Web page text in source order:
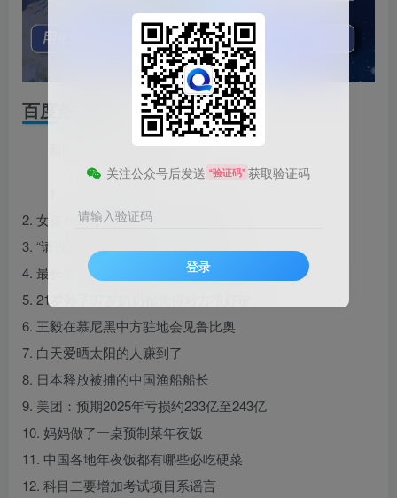
百度热搜新闻
新闻来源：百度热搜榜
2. 女孩神似古典美人走红 家长回应
3. “请说欢迎夏总回家过年”为啥火了
4. 最长春节假期要来了 你打算怎么过
5. 21岁孙子97岁奶奶都觉得对方很好带
6. 王毅在慕尼黑中方驻地会见鲁比奥
7. 白天爱晒太阳的人赚到了
8. 日本释放被捕的中国渔船船长
9. 美团：预期2025年亏损约233亿至243亿
10. 妈妈做了一桌预制菜年夜饭
11. 中国各地年夜饭都有哪些必吃硬菜
12. 科目二要增加考试项目系谣言
关注公众号后发送 “验证码” 获取验证码
请输入验证码
登录